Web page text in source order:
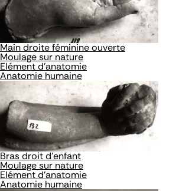
Main droite féminine ouverte
Moulage sur nature
Elément d'anatomie
Anatomie humaine
Bras droit d'enfant
Moulage sur nature
Elément d'anatomie
Anatomie humaine